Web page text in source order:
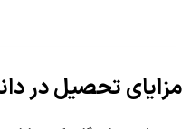
مزایای تحصیل در